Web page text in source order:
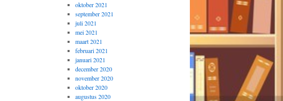
oktober 2021
september 2021
juli 2021
mei 2021
maart 2021
februari 2021
januari 2021
december 2020
november 2020
oktober 2020
augustus 2020